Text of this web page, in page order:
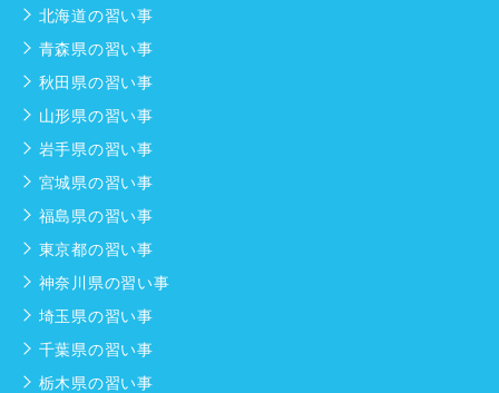
北海道の習い事
青森県の習い事
秋田県の習い事
山形県の習い事
岩手県の習い事
宮城県の習い事
福島県の習い事
東京都の習い事
神奈川県の習い事
埼玉県の習い事
千葉県の習い事
栃木県の習い事